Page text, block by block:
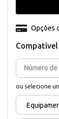
Compativel
ou selecione
Opções